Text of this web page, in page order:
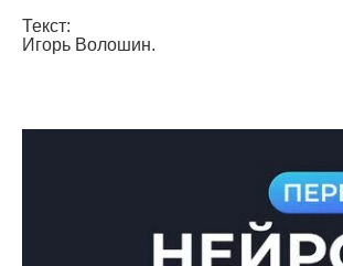
Текст:
Игорь Волошин.